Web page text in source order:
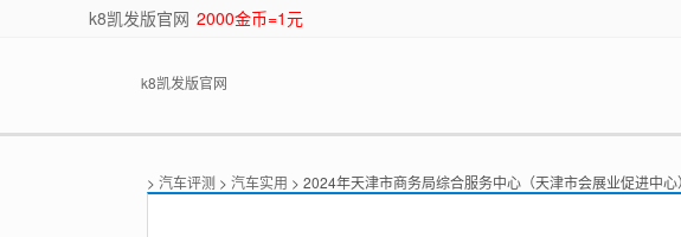
k8凯发版官网 2000金币=1元
k8凯发版官网
> 汽车评测 > 汽车实用 > 2024年天津市商务局综合服务中心（天津市会展业促进中